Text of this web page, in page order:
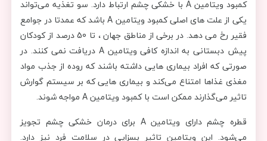
کمبود ویتامین A با خشکی چشم ارتباط دارد. سو تغذیه می‌تواند
یکی از علت های اصلی کمبود ویتامین A باشد که عمدتا در جوامع
فقیر رخ می دهد. در برخی از مناطق جهان ، تا 50 درصد از کودکان
پیش دبستانی به اندازه کافی ویتامین A دریافت نمی کنند. در
صورتی که افراد بیماری هایی داشته باشند که روده از جذب مواد
مغذی غذاها امتناع می‌کند و بیماری هایی که بر سیستم گوارش
تاثیر می‌گذارند ممکن است با کمبود ویتامین A مواجه شوند.
قطره چشم دارای ویتامین A برای درمان خشکی چشم تجویز
می‌شود. این ویتامین تاثیر بسزایی در سلامت فرد نیز دارد.